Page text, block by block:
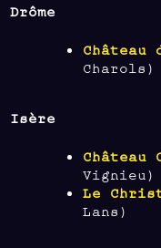
Drôme
Charols)
Isère
Château
Vignieu)
Le
Lans)